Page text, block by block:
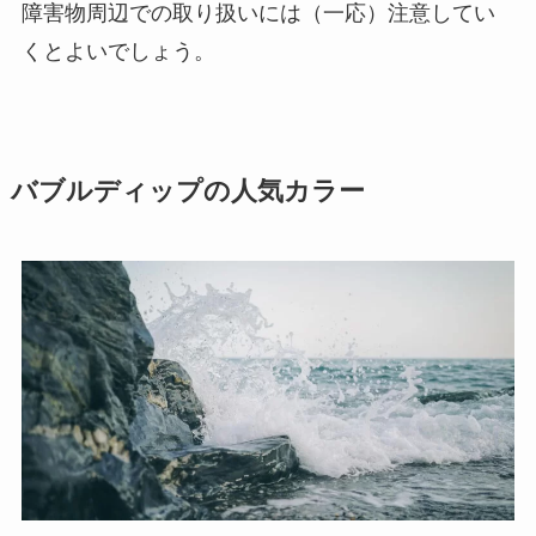
障害物周辺での取り扱いには（一応）注意してい
くとよいでしょう。
バブルディップの人気カラー